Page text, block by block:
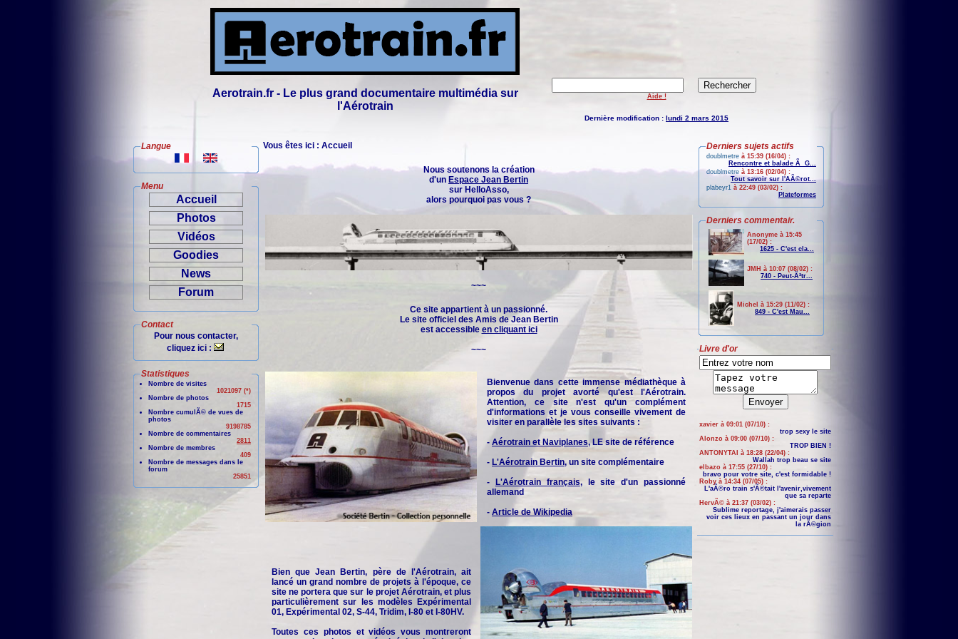
Aerotrain.fr - Le plus grand documentaire multimédia sur
l'Aérotrain
Aide !
Dernière modification : lundi 2 mars 2015
Langue
Menu
Accueil
Photos
Vidéos
Goodies
News
Forum
Contact
Pour nous contacter,
cliquez ici :
Statistiques
Nombre de visites
1021097 (*)
Nombre de photos
1715
Nombre cumulÃ© de vues de
photos
9198785
Nombre de commentaires
2811
Nombre de membres
409
Nombre de messages dans le
forum
25851
Vous êtes ici : Accueil
Nous soutenons la création
d'un Espace Jean Bertin
sur HelloAsso,
alors pourquoi pas vous ?
~~~
Ce site appartient à un passionné.
Le site officiel des Amis de Jean Bertin
est accessible en cliquant ici
~~~
Bienvenue dans cette immense médiathèque à
propos du projet avorté qu'est l'Aérotrain.
Attention, ce site n'est qu'un complément
d'informations et je vous conseille vivement de
visiter en parallèle les sites suivants :
- Aérotrain et Naviplanes, LE site de référence
- L'Aérotrain Bertin, un site complémentaire
-
L'Aérotrain français, le site d'un passionné
allemand
- Article de Wikipedia
Bien que Jean Bertin, père de l'Aérotrain, ait
lancé un grand nombre de projets à l'époque, ce
site ne portera que sur le projet Aérotrain, et plus
particulièrement sur les modèles Expérimental
01, Expérimental 02, S-44, Tridim, I-80 et I-80HV.
Toutes ces photos et vidéos vous montreront
Derniers sujets actifs
doublmetre à 15:39 (16/04) :
Rencontre et balade Ã G...
doublmetre à 13:16 (02/04) :
Tout savoir sur l'AÃ©rot...
plabeyr1 à 22:49 (03/02) :
Plateformes
Derniers commentair.
Anonyme à 15:45
(17/02) :
1625 - C'est cla...
JMH à 10:07 (08/02) :
740 - Peut-Ãªtr...
Michel à 15:29 (11/02) :
849 - C'est Mau...
Livre d'or
xavier à 09:01 (07/10) :
trop sexy le site
Alonzo à 09:00 (07/10) :
TROP BIEN !
ANTONYTAI à 18:28 (22/04) :
Wallah trop beau se site
elbazo à 17:55 (27/10) :
bravo pour votre site, c'est formidable !
Roby à 14:34 (07/05) :
L'aÃ©ro train s'Ã©tait l'avenir,vivement
que sa reparte
HervÃ© à 21:37 (03/02) :
Sublime reportage, j'aimerais passer
voir ces lieux en passant un jour dans
la rÃ©gion